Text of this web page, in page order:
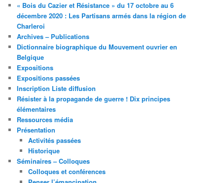
« Bois du Cazier et Résistance » du 17 octobre au 6
décembre 2020 : Les Partisans armés dans la région de
Charleroi
Archives – Publications
Dictionnaire biographique du Mouvement ouvrier en
Belgique
Expositions
Expositions passées
Inscription Liste diffusion
Résister à la propagande de guerre ! Dix principes
élémentaires
Ressources média
Présentation
Activités passées
Historique
Séminaires – Colloques
Colloques et conférences